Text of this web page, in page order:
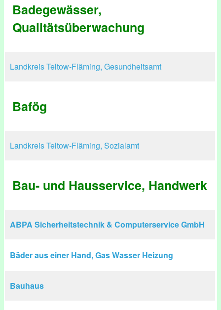
Badegewässer,
Qualitätsüberwachung
Landkreis Teltow-Fläming, Gesundheitsamt
Bafög
Landkreis Teltow-Fläming, Sozialamt
Bau- und Hausservice, Handwerk
ABPA Sicherheitstechnik & Computerservice GmbH
Bäder aus einer Hand, Gas Wasser Heizung
Bauhaus